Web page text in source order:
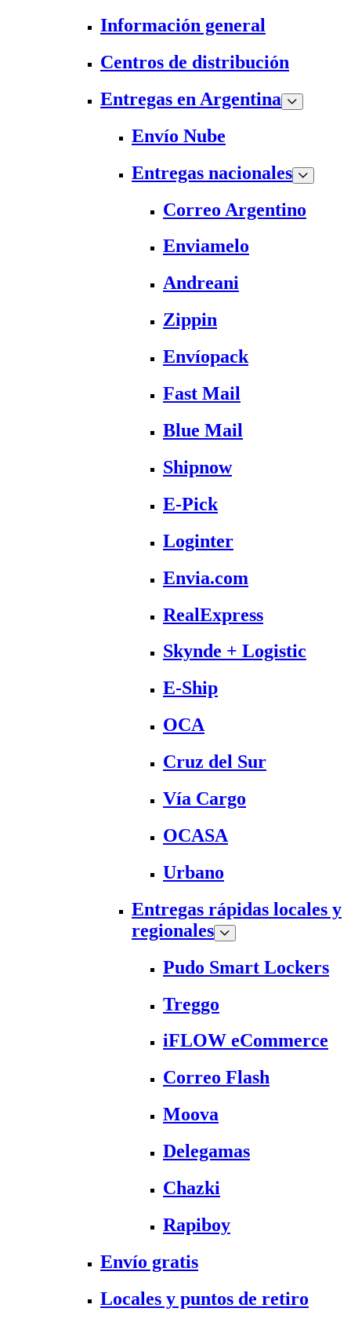
Información general
Centros de distribución
Entregas en Argentina
Envío Nube
Entregas nacionales
Correo Argentino
Enviamelo
Andreani
Zippin
Envíopack
Fast Mail
Blue Mail
Shipnow
E-Pick
Loginter
Envia.com
RealExpress
Skynde + Logistic
E-Ship
OCA
Cruz del Sur
Vía Cargo
OCASA
Urbano
Entregas rápidas locales y
regionales
Pudo Smart Lockers
Treggo
iFLOW eCommerce
Correo Flash
Moova
Delegamas
Chazki
Rapiboy
Envío gratis
Locales y puntos de retiro